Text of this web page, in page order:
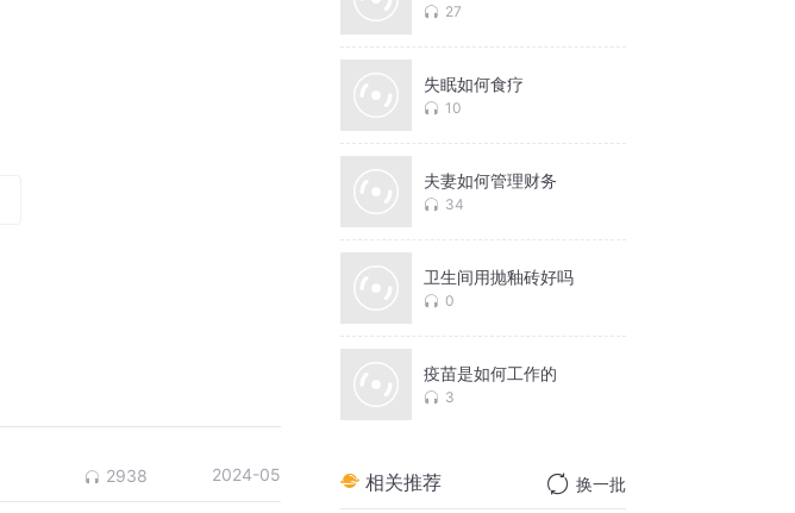
2938 2024-05
27
失眠如何食疗
10
夫妻如何管理财务
34
卫生间用抛釉砖好吗
0
疫苗是如何工作的
3
相关推荐 换一批